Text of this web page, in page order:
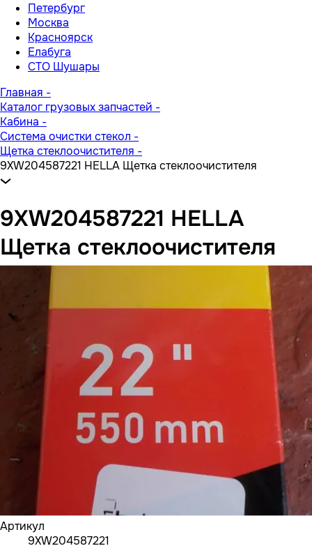
Петербург
Москва
Красноярск
Елабуга
СТО Шушары
Главная -
Каталог грузовых запчастей -
Кабина -
Система очистки стекол -
Щетка стеклоочистителя -
9XW204587221 HELLA Щетка стеклоочистителя
9XW204587221 HELLA
Щетка стеклоочистителя
Артикул
9XW204587221